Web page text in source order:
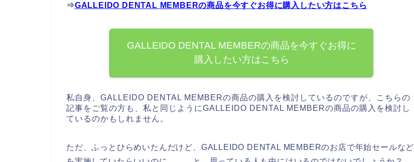
⇒GALLEIDO DENTAL MEMBERの商品を今すぐお得に購入したい方はこちら
GALLEIDO DENTAL MEMBERの商品を今すぐお得に
購入したい方はこちら
私自身、GALLEIDO DENTAL MEMBERの商品の購入を検討しているのですが、こちらの
記事をご覧の方も、私と同じようにGALLEIDO DENTAL MEMBERの商品の購入を検討し
ているのかもしれません。
ただ、ふっとひらめいたんだけど、GALLEIDO DENTAL MEMBERのお店で年始セールなど